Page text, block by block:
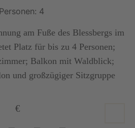
Personen: 4
am Fuße des Blessbergs im
Platz für bis zu 4 Personen;
Balkon mit Waldblick;
und großzügiger Sitzgruppe
€